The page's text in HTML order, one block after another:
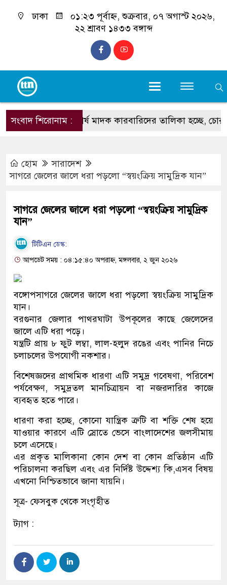
ঢাকা
০১:২৩ পূর্বাহ্ন, শুক্রবার, ০৭ অগাস্ট ২০২৬,
২২ শ্রাবণ ১৪৩৩ বঙ্গাব্দ
সংবাদ শিরোনাম :‘শীর্ষ মাদক কারবারিদের তালিকা হচ্ছে,
হোম
সারাদেশ
সাগরে জেলের জালে ধরা পড়লো “স্বয়ংক্রিয় সামুদ্রিক যান”
সাগরে জেলের জালে ধরা পড়লো “স্বয়ংক্রিয় সামুদ্রিক
যান”
টিটিএন ডেস্ক:
আপডেট সময় : ০৪:১৫:৪০ অপরাহ্ন, মঙ্গলবার, ২ জুন ২০২৬
বঙ্গোপসাগরে জেলের জালে ধরা পড়লো স্বয়ংক্রিয় সামুদ্রিক
যান।
বরগুনার জেলার পাথরঘাটা উপকূলের কাছে জেলেদের
জালে এটি ধরা পড়ে।
যন্ত্রটি প্রায় ৮ ফুট লম্বা, লাল-হলুদ রঙের এবং পানির নিচে
চলাচলের উপযোগী নকশার।
বিশেষজ্ঞদের প্রাথমিক ধারণা এটি সমুদ্র গবেষণা, পরিবেশ
পর্যবেক্ষণ, সমুদ্রতল মানচিত্রায়ন বা নজরদারির কাজে
ব্যবহৃত হতে পারে।
ধারণা করা হচ্ছে, কোনো যান্ত্রিক ত্রুটি বা শক্তি শেষ হয়ে
যাওয়ার কারণে এটি স্রোতে ভেসে বাংলাদেশের জলসীমায়
চলে এসেছে।
এর প্রকৃত মালিকানা কোন দেশ বা কোন প্রতিষ্ঠান এটি
পরিচালনা করছিল এবং এর নির্দিষ্ট উদ্দেশ্য কি,এসব বিষয়
এখনো নিশ্চিতভাবে জানা যায়নি।
সূত্র- ফেসবুক থেকে সংগৃহীত
ট্যাগ :